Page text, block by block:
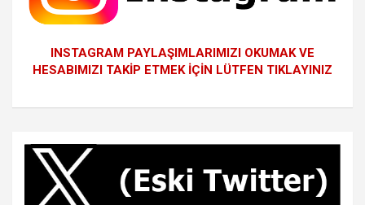
INSTAGRAM PAYLAŞIMLARIMIZI OKUMAK VE
HESABIMIZI TAKİP ETMEK İÇİN LÜTFEN TIKLAYINIZ